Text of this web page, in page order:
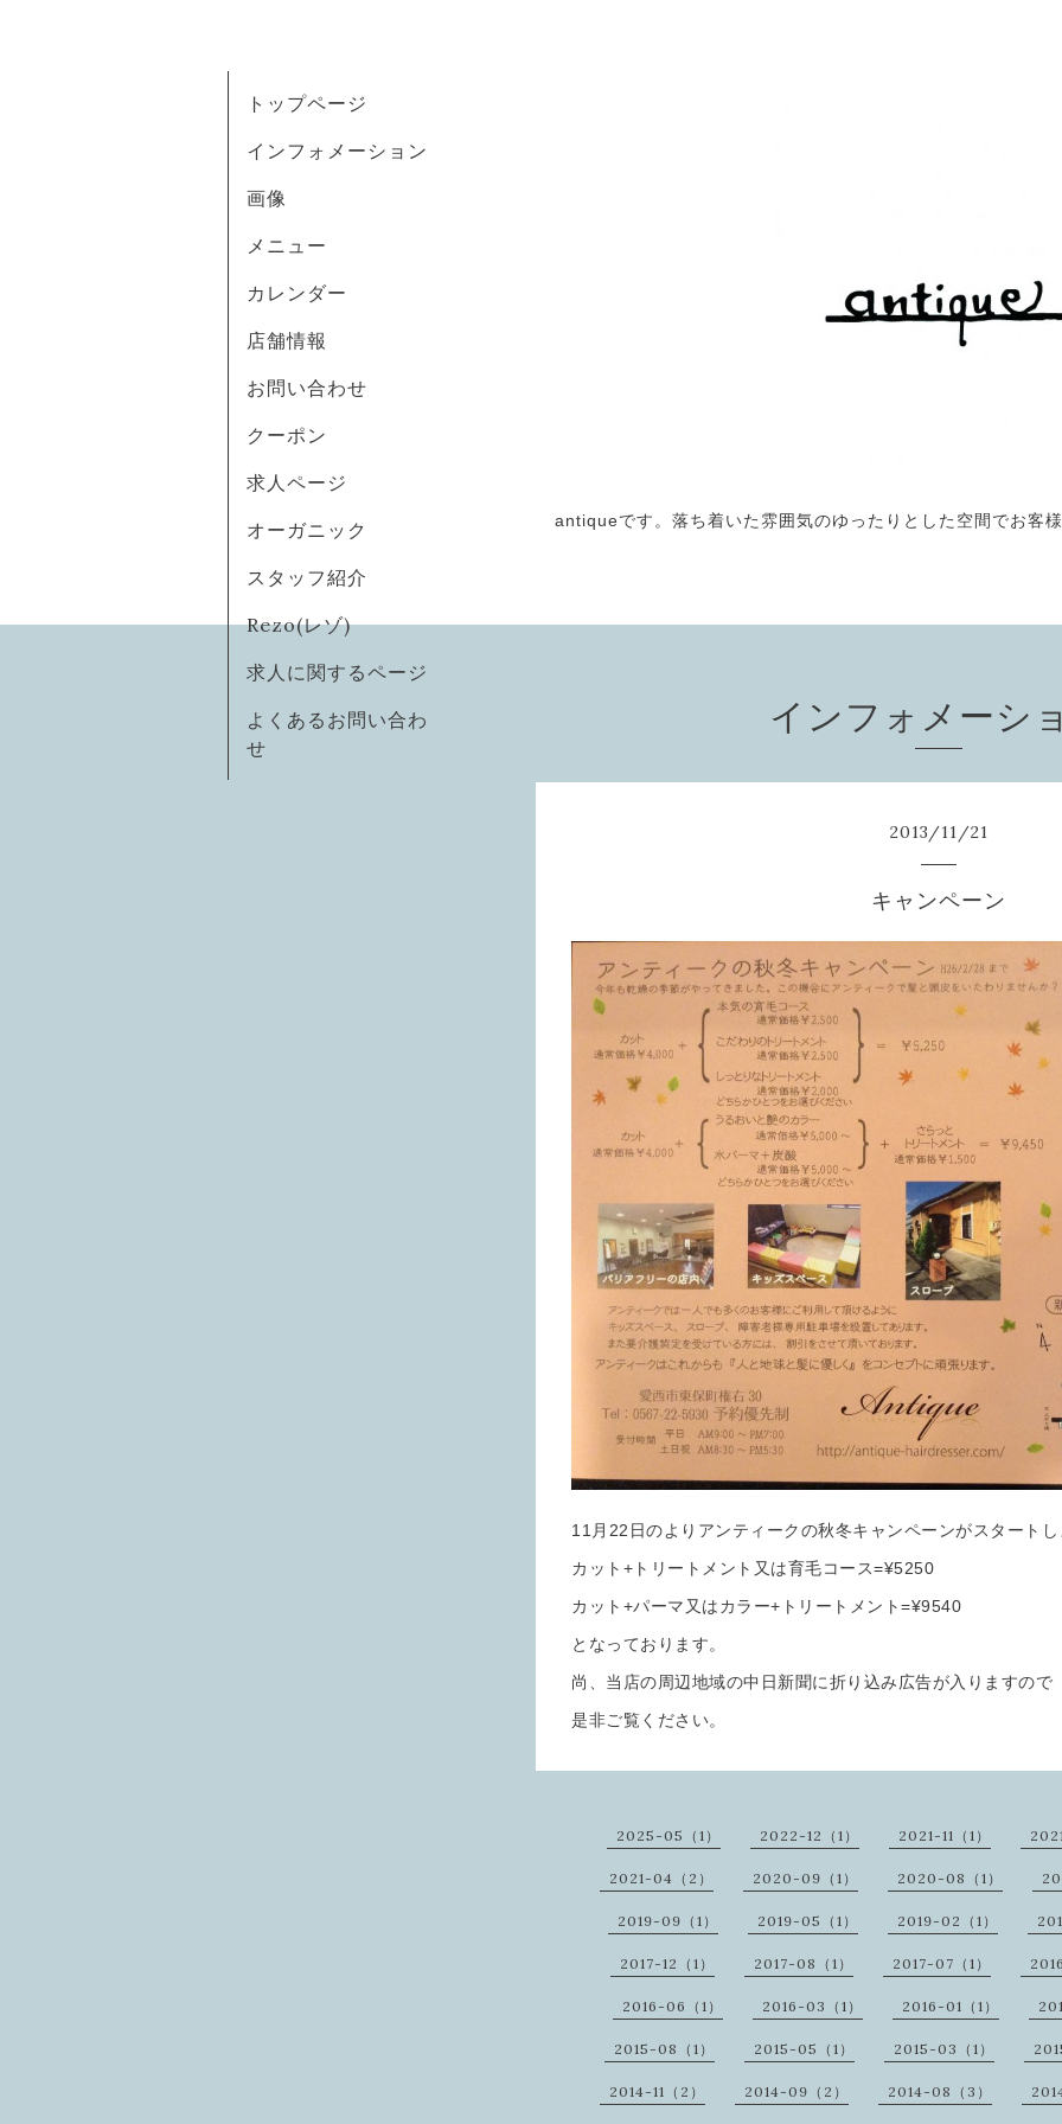
antiqueです。落ち着いた雰囲気のゆったりとした空間でお客
トップページ
インフォメーション
画像
メニュー
カレンダー
店舗情報
お問い合わせ
クーポン
求人ページ
オーガニック
スタッフ紹介
Rezo(レゾ)
求人に関するページ
よくあるお問い合わ
せ
インフォメーシ
2013/11/21
キャンペーン
11月22日のよりアンティークの秋冬キャンペーンがスタートし
カット+トリートメント又は育毛コース=¥5250
カット+パーマ又はカラー+トリートメント=¥9540
となっております。
尚、当店の周辺地域の中日新聞に折り込み広告が入りますので
是非ご覧ください。
2025-05（1） 2022-12（1） 2021-11（1）
2021-04（2） 2020-09（1） 2020-08（1）
2019-09（1） 2019-05（1） 2019-02（1）
2017-12（1） 2017-08（1） 2017-07（1）
2016-06（1） 2016-03（1） 2016-01（1）
2015-08（1） 2015-05（1） 2015-03（1）
2014-11（2） 2014-09（2） 2014-08（3）